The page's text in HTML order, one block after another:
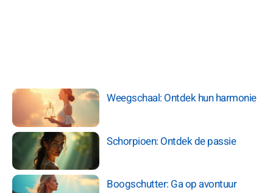
Weegschaal: Ontdek hun harmonie
Schorpioen: Ontdek de passie
Boogschutter: Ga op avontuur